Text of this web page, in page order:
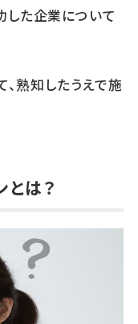
した企業について
熟知したうえで施
は？